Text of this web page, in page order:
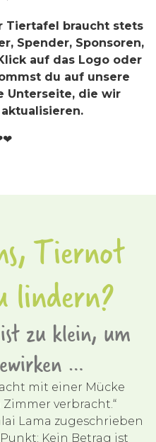
Tiertafel braucht stets
Spender, Sponsoren,
auf das Logo oder
du auf unsere
Unterseite, die wir
Tiernot
lindern?
zu klein, um
…
mit einer Mücke
verbracht.“
Lama zugeschrieben
Kein Betrag ist